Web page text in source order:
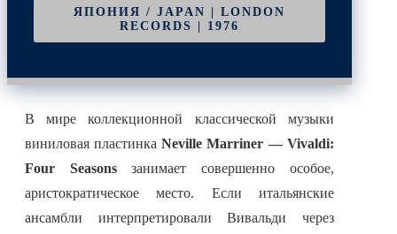
ЯПОНИЯ / JAPAN | LONDON
RECORDS | 1976
В мире коллекционной классической музыки
виниловая пластинкаNeville Marriner — Vivaldi:
Four Seasonsзанимает совершенно особое,
аристократическое место. Если итальянские
ансамбли интерпретировали Вивальди через